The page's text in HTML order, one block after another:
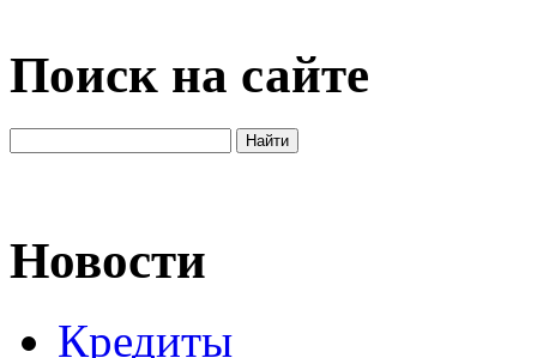
Поиск на сайте
Новости
Кредиты